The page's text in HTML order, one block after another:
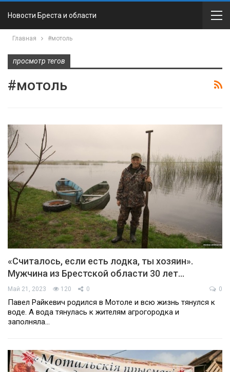
Новости Бреста и области
Главная #мотоль
просмотр тегов
#мотоль
«Считалось, если есть лодка, ты хозяин».
Мужчина из Брестской области 30 лет…
Май 21, 2023 120 0 0
Павел Райкевич родился в Мотоле и всю жизнь тянулся к
воде. А вода тянулась к жителям агрогородка и
заполняла…